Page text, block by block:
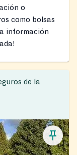
o
como bolsas
información
de la